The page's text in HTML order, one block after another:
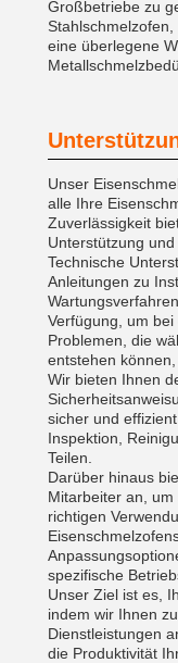
Großbetriebe zu
eine überlegene
Unser
alle Ihre
Zuverlässigkeit
Unterstützung und
Technische
Anleitungen zu
Verfügung, um
Problemen, die
entstehen können,
Wir bieten Ihnen
sicher und
Inspektion,
Teilen.
Darüber hinaus
Mitarbeiter an,
richtigen
spezifische
Unser Ziel ist es,
indem wir Ihnen
Dienstleistungen
die Produktivität